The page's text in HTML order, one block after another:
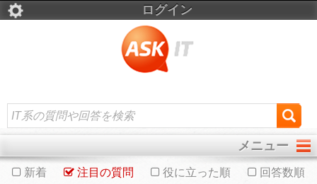
ログイン
メニュー
新着 注目の質問 役に立った順
回答数順